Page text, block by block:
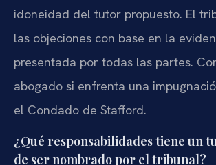
idoneidad del tutor propuesto. El
las objeciones con base en la
presentada por todas las partes.
abogado si enfrenta una
el Condado de Stafford.
¿Qué responsabilidades tiene un
de ser nombrado por el tribunal?